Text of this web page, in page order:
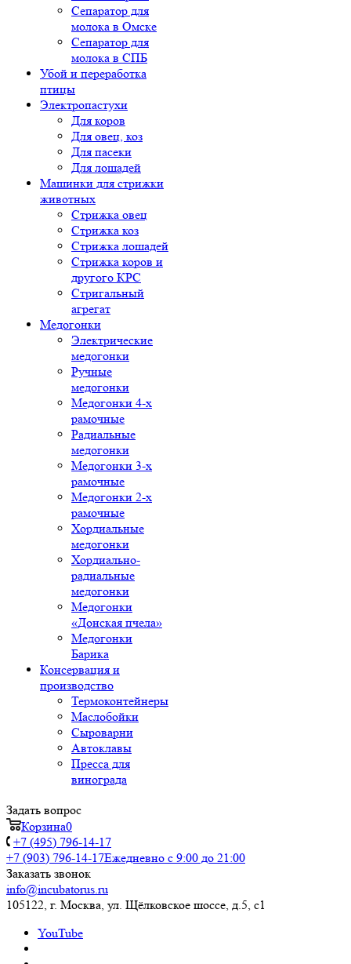
Сепаратор для
молока в Омске
Сепаратор для
молока в СПБ
Убой и переработка
птицы
Электропастухи
Для коров
Для овец, коз
Для пасеки
Для лошадей
Машинки для стрижки
животных
Стрижка овец
Стрижка коз
Стрижка лошадей
Стрижка коров и
другого КРС
Стригальный
агрегат
Медогонки
Электрические
медогонки
Ручные
медогонки
Медогонки 4-х
рамочные
Радиальные
медогонки
Медогонки 3-х
рамочные
Медогонки 2-х
рамочные
Хордиальные
медогонки
Хордиально-
радиальные
медогонки
Медогонки
«Донская пчела»
Медогонки
Барика
Консервация и
производство
Термоконтейнеры
Маслобойки
Сыроварни
Автоклавы
Пресса для
винограда
Задать вопрос
Корзина0
+7 (495) 796-14-17
+7 (903) 796-14-17Ежедневно с 9:00 до 21:00
Заказать звонок
info@incubatorus.ru
105122, г. Москва, ул. Щёлковское шоссе, д.5, с1
YouTube